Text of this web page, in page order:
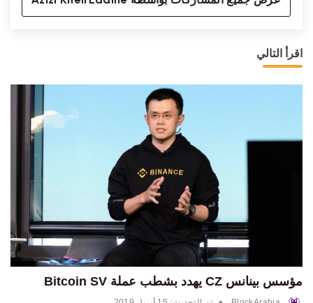
اقرأ التالي
مؤسس بينانس CZ يهدد بشطب عملة Bitcoin SV